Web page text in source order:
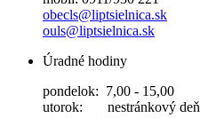
obecls@liptsielnica.sk
ouls@liptsielnica.sk
Úradné hodiny
pondelok: 7,00 - 15,00
utorok: nestránkový deň